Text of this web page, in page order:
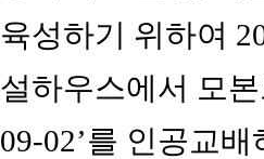
육성하기 위하여
설하우스에서 모본
09-02’를 인공교